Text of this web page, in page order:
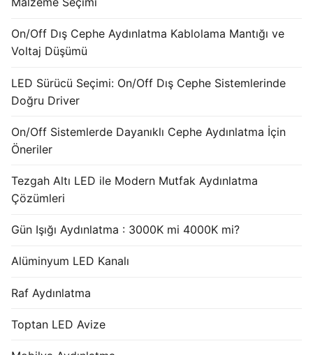
On/Off Dış Cephe Aydınlatma Kablolama Mantığı ve
Voltaj Düşümü
LED Sürücü Seçimi: On/Off Dış Cephe Sistemlerinde
Doğru Driver
On/Off Sistemlerde Dayanıklı Cephe Aydınlatma İçin
Öneriler
Tezgah Altı LED ile Modern Mutfak Aydınlatma
Çözümleri
Gün Işığı Aydınlatma : 3000K mi 4000K mi?
Alüminyum LED Kanalı
Raf Aydınlatma
Toptan LED Avize